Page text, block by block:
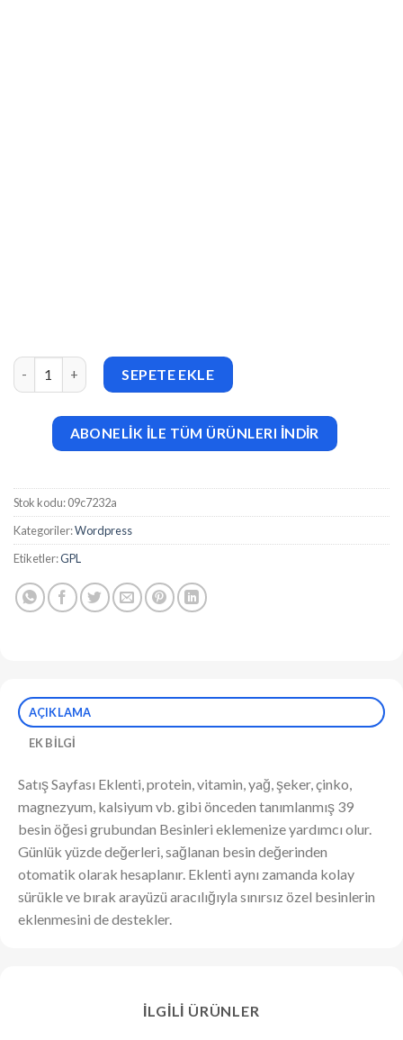
Nutrition Facts Label Creator (v1.5.0) adet
SEPETE EKLE
ABONELİK İLE TÜM ÜRÜNLERI İNDİR
Stok kodu:09c7232a
Kategoriler:Wordpress
Etiketler:GPL
AÇIKLAMA
EK BILGI
Satış Sayfası Eklenti, protein, vitamin, yağ, şeker, çinko,
magnezyum, kalsiyum vb. gibi önceden tanımlanmış 39
besin öğesi grubundan Besinleri eklemenize yardımcı olur.
Günlük yüzde değerleri, sağlanan besin değerinden
otomatik olarak hesaplanır. Eklenti aynı zamanda kolay
sürükle ve bırak arayüzü aracılığıyla sınırsız özel besinlerin
eklenmesini de destekler.
İLGILI ÜRÜNLER